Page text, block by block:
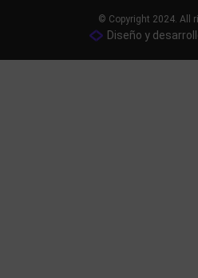
© Copyright 2024. All
Diseño y